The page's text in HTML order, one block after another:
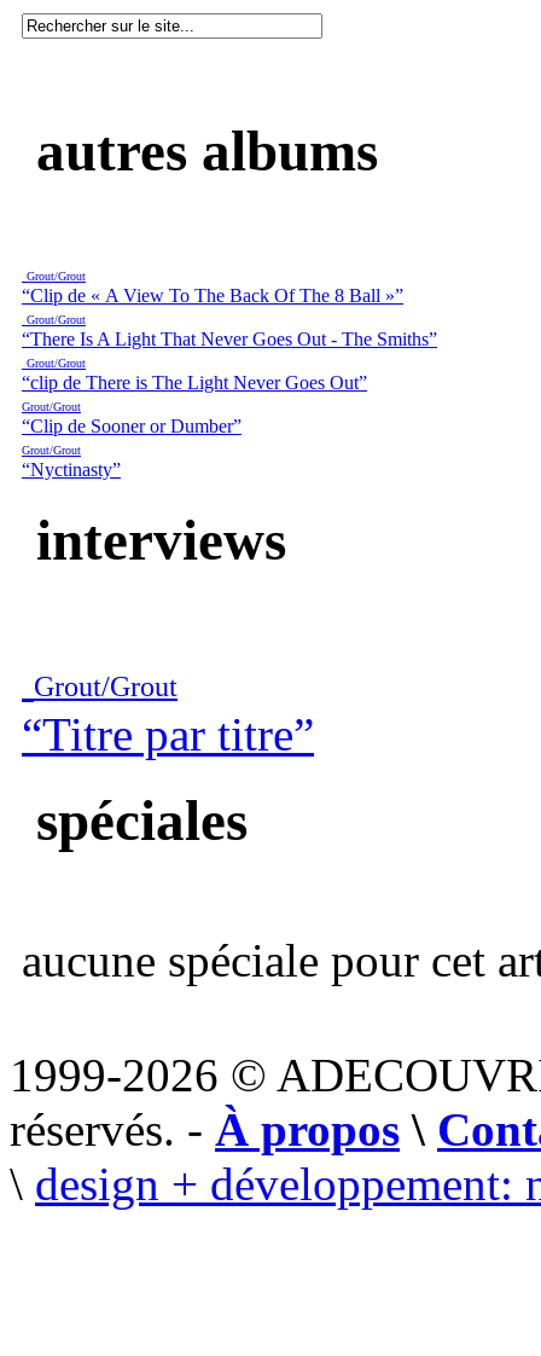
autres albums
Grout/Grout
“Clip de « A View To The Back Of The 8 Ball »”
Grout/Grout
“There Is A Light That Never Goes Out - The Smiths”
Grout/Grout
“clip de There is The Light Never Goes Out”
Grout/Grout
“Clip de Sooner or Dumber”
Grout/Grout
“Nyctinasty”
interviews
Grout/Grout
“Titre par titre”
spéciales
aucune spéciale pour cet
1999-2026 ©
réservés. - À propos \
\ design + développement: